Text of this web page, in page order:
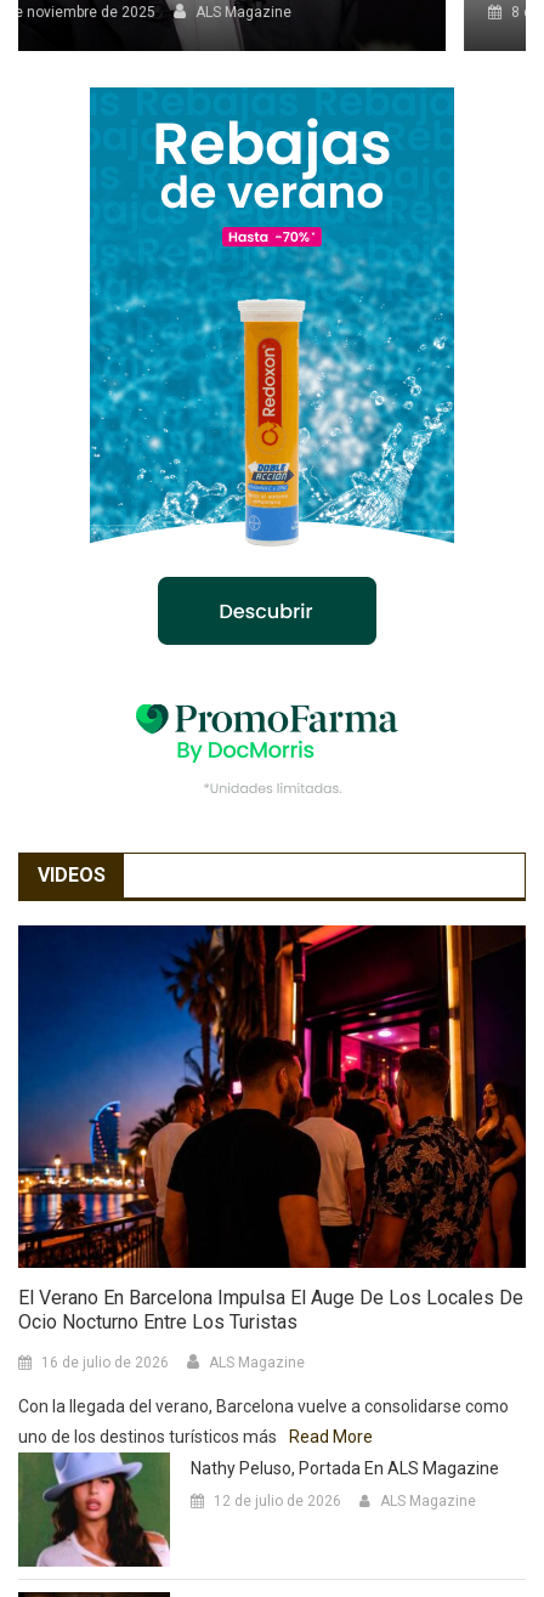
8 de octubre de 2025 ALS Magazine
VIDEOS
El Verano En Barcelona Impulsa El Auge De Los Locales De
Ocio Nocturno Entre Los Turistas
16 de julio de 2026 ALS Magazine
Con la llegada del verano, Barcelona vuelve a consolidarse como
uno de los destinos turísticos más
Read More
Nathy Peluso, Portada En ALS Magazine
12 de julio de 2026 ALS Magazine